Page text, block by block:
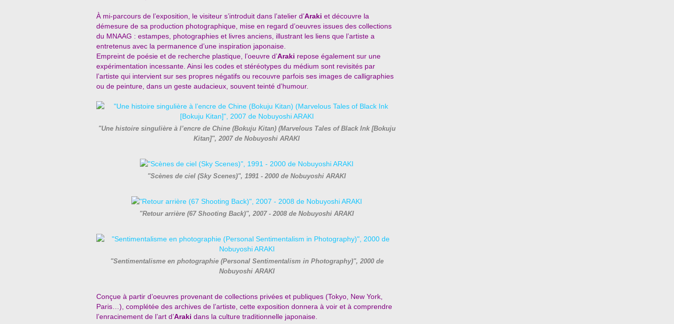
À mi-parcours de l’exposition, le visiteur s’introduit dans l’atelier d’Araki et découvre la
démesure de sa production photographique, mise en regard d’oeuvres issues des collections
du MNAAG : estampes, photographies et livres anciens, illustrant les liens que l’artiste a
entretenus avec la permanence d’une inspiration japonaise.
Empreint de poésie et de recherche plastique, l’oeuvre d’Araki repose également sur une
expérimentation incessante. Ainsi les codes et stéréotypes du médium sont revisités par
l’artiste qui intervient sur ses propres négatifs ou recouvre parfois ses images de calligraphies
ou de peinture, dans un geste audacieux, souvent teinté d’humour.
"Une histoire singulière à l’encre de Chine (Bokuju Kitan) (Marvelous Tales of Black Ink [Bokuju
Kitan]", 2007 de Nobuyoshi ARAKI
"Scènes de ciel (Sky Scenes)", 1991 - 2000 de Nobuyoshi ARAKI
"Retour arrière (67 Shooting Back)", 2007 - 2008 de Nobuyoshi ARAKI
"Sentimentalisme en photographie (Personal Sentimentalism in Photography)", 2000 de
Nobuyoshi ARAKI
Conçue à partir d’oeuvres provenant de collections privées et publiques (Tokyo, New York,
Paris…), complétée des archives de l’artiste, cette exposition donnera à voir et à comprendre
l’enracinement de l’art d’Araki dans la culture traditionnelle japonaise.